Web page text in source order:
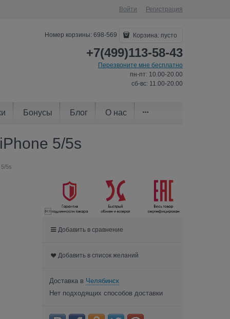
Войти Регистрация
Номер корзины: 698-569 Корзина: пусто
+7(499)113-58-43
Перезвоните мне бесплатно
пн-пт: 10.00-20.00
сб-вс: 11.00-20.00
Бонусы Блог О нас
5/5s
5s

Добавить в сравнение
Добавить в список желаний
Доставка в Челябинск
Нет подходящих способов доставки